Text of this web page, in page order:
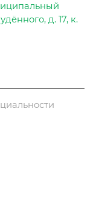
д. 17, к.